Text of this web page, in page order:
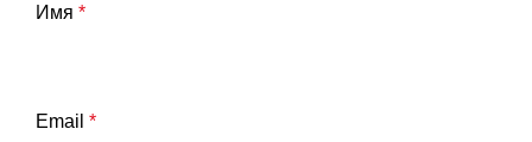
Имя *
Email *